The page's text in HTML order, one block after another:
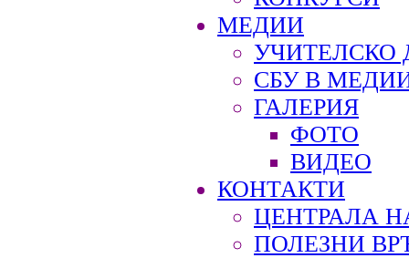
МЕДИИ
УЧИТЕЛСКО
СБУ В
ГАЛЕРИЯ
ФОТО
ВИДЕО
КОНТАКТИ
ЦЕНТРАЛА
ПОЛЕЗНИ